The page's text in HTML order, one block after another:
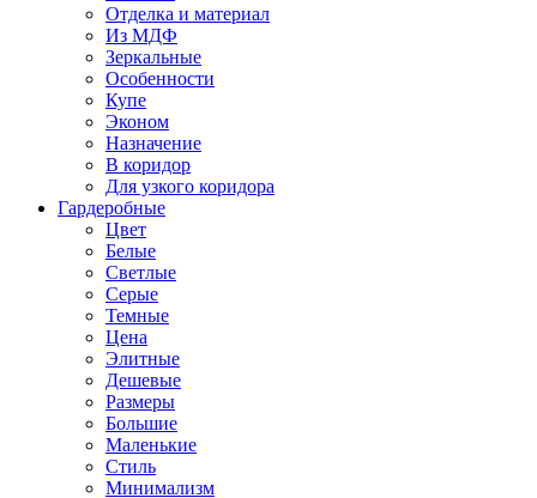
Отделка и материал
Из МДФ
Зеркальные
Особенности
Купе
Эконом
Назначение
В коридор
Для узкого коридора
Гардеробные
Цвет
Белые
Светлые
Серые
Темные
Цена
Элитные
Дешевые
Размеры
Большие
Маленькие
Стиль
Минимализм